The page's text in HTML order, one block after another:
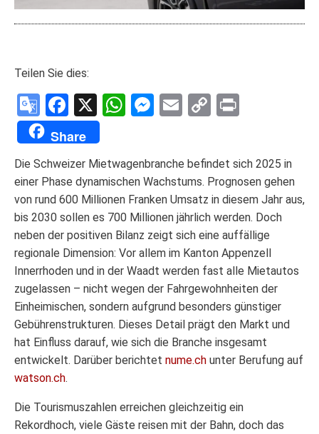
Teilen Sie dies:
Google
Translate
Facebook
X WhatsApp
Messenger
Email
Copy
Share
Die Schweizer Mietwagenbranche befindet sich 2025 in
einer Phase dynamischen Wachstums. Prognosen gehen
von rund 600 Millionen Franken Umsatz in diesem Jahr aus,
bis 2030 sollen es 700 Millionen jährlich werden. Doch
neben der positiven Bilanz zeigt sich eine auffällige
regionale Dimension: Vor allem im Kanton Appenzell
Innerrhoden und in der Waadt werden fast alle Mietautos
zugelassen – nicht wegen der Fahrgewohnheiten der
Einheimischen, sondern aufgrund besonders günstiger
Gebührenstrukturen. Dieses Detail prägt den Markt und
hat Einfluss darauf, wie sich die Branche insgesamt
entwickelt. Darüber berichtet nume.ch unter Berufung auf
watson.ch.
Die Tourismuszahlen erreichen gleichzeitig ein
Rekordhoch, viele Gäste reisen mit der Bahn, doch das